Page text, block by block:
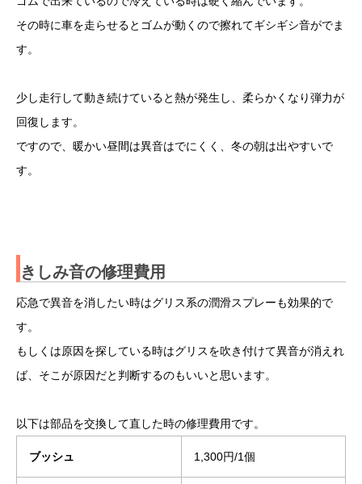
その時に車を走らせるとゴムが動くので擦れてギシギシ音がでま
す。
少し走行して動き続けていると熱が発生し、柔らかくなり弾力が
回復します。
ですので、暖かい昼間は異音はでにくく、冬の朝は出やすいで
す。
きしみ音の修理費用
応急で異音を消したい時はグリス系の潤滑スプレーも効果的で
す。
もしくは原因を探している時はグリスを吹き付けて異音が消えれ
ば、そこが原因だと判断するのもいいと思います。
以下は部品を交換して直した時の修理費用です。
ブッシュ 1,300円/1個